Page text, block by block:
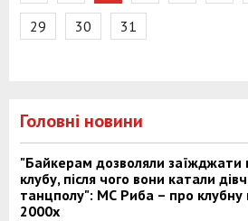
29 30 31
Головні новини
"Байкерам дозволяли заїжджати
клубу, після чого вони катали
танцполу": МС Риба – про клубну
2000х